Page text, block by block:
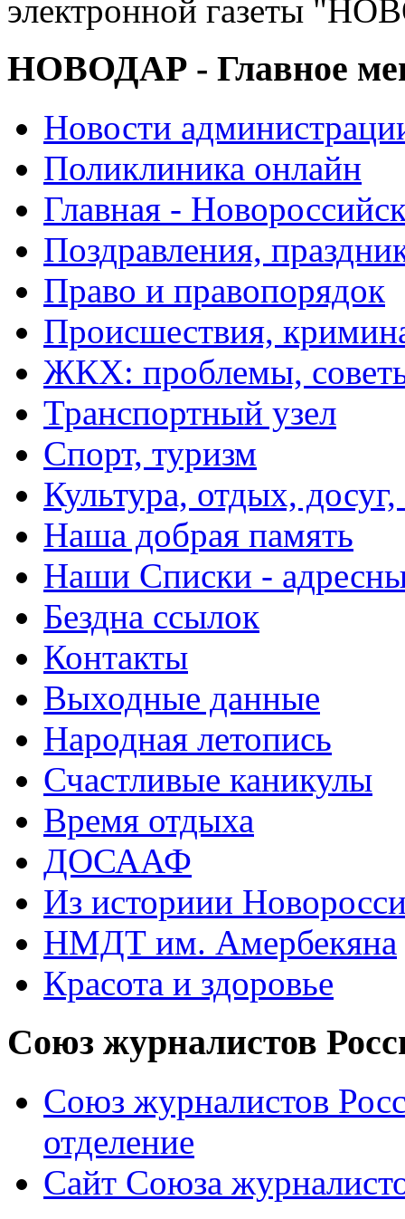
электронной газеты
НОВОДАР - Главное
Новости
Поликлиника онлайн
Главная -
Поздравления,
Право и правопорядок
Происшествия,
ЖКХ: проблемы,
Транспортный узел
Спорт, туризм
Культура, отдых,
Наша добрая память
Наши Списки -
Бездна ссылок
Контакты
Выходные данные
Народная летопись
Счастливые каникулы
Время отдыха
ДОСААФ
Из историии
НМДТ им. Амербекяна
Красота и здоровье
Союз журналистов
Союз журналистов
отделение
Сайт Союза